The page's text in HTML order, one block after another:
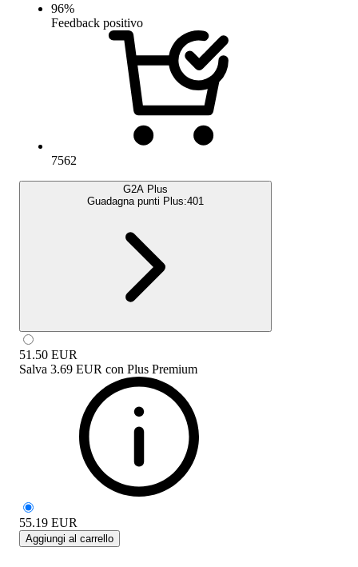
96%
Feedback positivo
7562
G2A Plus
Guadagna punti Plus:401
51.50 EUR
Salva 3.69 EUR con Plus Premium
55.19 EUR
Aggiungi al carrello